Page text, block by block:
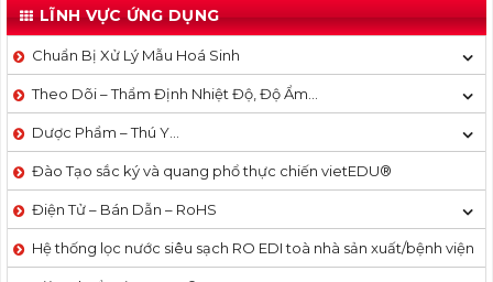
LĨNH VỰC ỨNG DỤNG
Chuẩn Bị Xử Lý Mẫu Hoá Sinh
Theo Dõi – Thẩm Định Nhiệt Độ, Độ Ẩm…
Dược Phẩm – Thú Y…
Đào Tạo sắc ký và quang phổ thực chiến vietEDU®
Điện Tử – Bán Dẫn – RoHS
Hệ thống lọc nước siêu sạch RO EDI​​ toà nhà sản xuất/bệnh viện